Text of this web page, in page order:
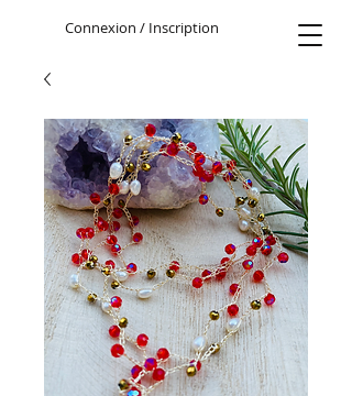
Connexion / Inscription